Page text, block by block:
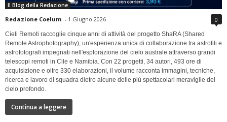
Il Blog della Redazione
Redazione Coelum - 1 Giugno 2026 0
Cieli Remoti raccoglie cinque anni di attività del progetto ShaRA (Shared
Remote Astrophotography), un'esperienza unica di collaborazione tra astrofili e
astrofotografi impegnati nell'esplorazione del cielo australe attraverso grandi
telescopi remoti in Cile e Namibia. Con 22 progetti, 34 autori, 493 ore di
acquisizione e oltre 330 elaborazioni, il volume racconta immagini, tecniche,
ricerca e lavoro di squadra dietro alcune delle più spettacolari meraviglie del
cielo profondo.
Continua a leggere